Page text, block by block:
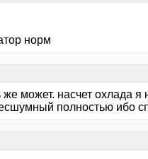
норм
же может. насчет
полностью ибо